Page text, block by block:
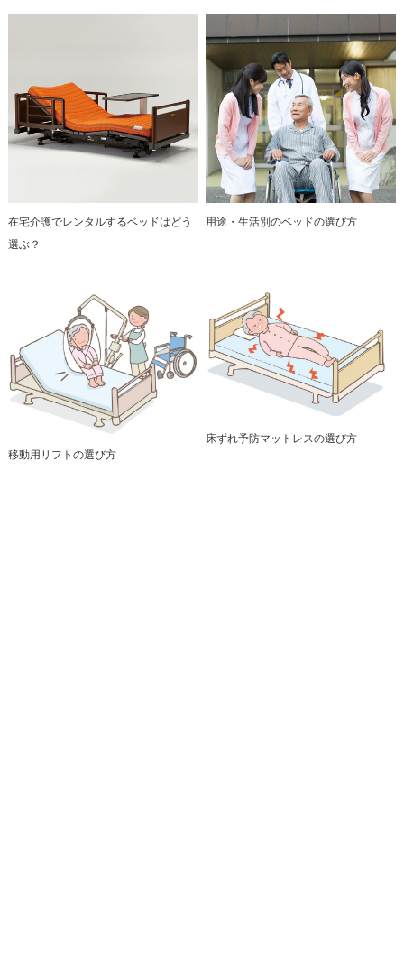
在宅介護でレンタルするベッドはどう
選ぶ？
用途・生活別のベッドの選び方
移動用リフトの選び方
床ずれ予防マットレスの選び方